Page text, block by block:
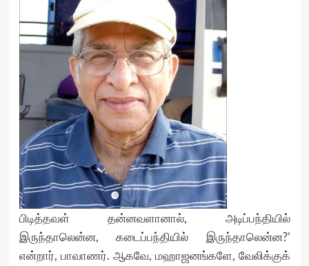
பிடித்தவள் தன்னவளானால், அடிப்பந்தியில்
இருந்தாலென்ன, கடைப்பந்தியில் இருந்தாலென்ன?’
என்றார், பாவாணர். ஆகவே, மஹாஜனங்களே, வேலிக்குக்